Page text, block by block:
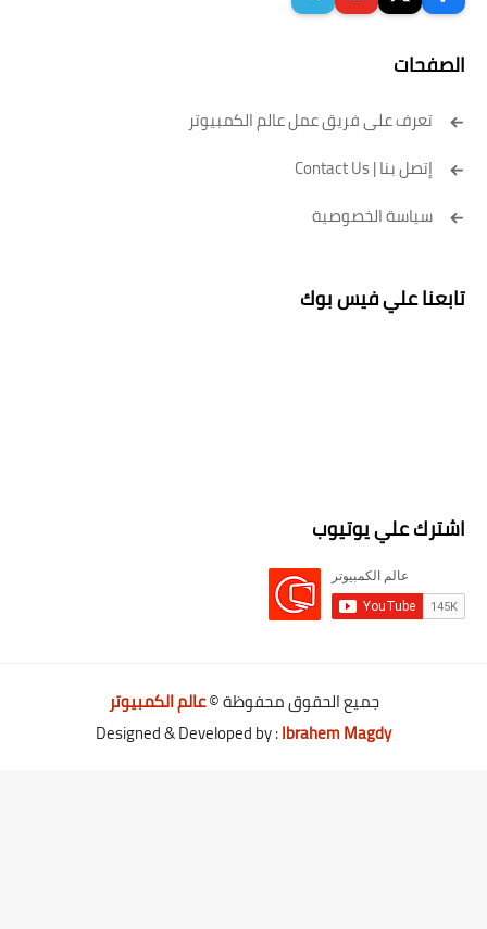
الصفحات
تعرف على فريق عمل عالم الكمبيوتر
إتصل بنا | Contact Us
سياسة الخصوصية
تابعنا علي فيس بوك
اشترك علي يوتيوب
جميع الحقوق محفوظة ©عالم الكمبيوتر
Designed & Developed by :Ibrahem Magdy